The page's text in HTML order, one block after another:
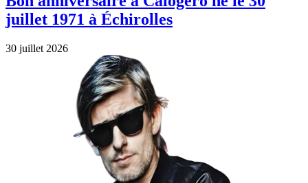
aux JO de Paris a fait le tour du monde.
29 juillet 2026